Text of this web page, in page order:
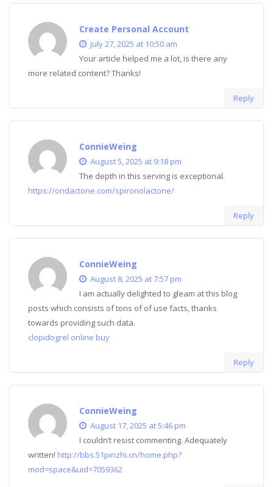
Create Personal Account
July 27, 2025 at 10:50 am
Your article helped me a lot, is there any
more related content? Thanks!
Reply
ConnieWeing
August 5, 2025 at 9:18 pm
The depth in this serving is exceptional.
https://ondactone.com/spironolactone/
Reply
ConnieWeing
August 8, 2025 at 7:57 pm
I am actually delighted to gleam at this blog
posts which consists of tons of of use facts, thanks
towards providing such data.
clopidogrel online buy
Reply
ConnieWeing
August 17, 2025 at 5:46 pm
I couldn’t resist commenting. Adequately
written! http://bbs.51pinzhi.cn/home.php?
mod=space&uid=7059362